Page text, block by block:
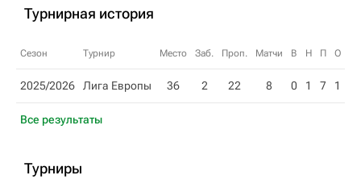
Турнирная история
Сезон Турнир Место Заб. Проп. Матчи В Н П О
2025/2026 Лига Европы 36 2 22 8 0 1 7 1
Все результаты
Турниры